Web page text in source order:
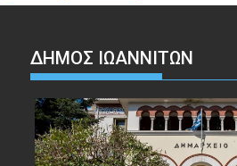
ΔΗΜΟΣ ΙΩΑΝΝΙΤΩΝ